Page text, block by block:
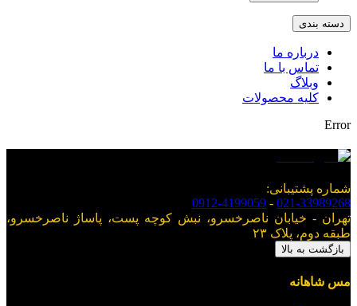
دسته بندی
درباره ما
تماس با ما
وبلاگ
کلیه محصولات
Error
شماره پشتیبانی:
021-33989268
-
0912-4199059
تهران - خیابان ناصرخسرو، نبش کوچه پست، پاساژ ناصرخسرو،
طبقه دوم، پلاک ۲۳
بازگشت به بالا
مس شاهانه